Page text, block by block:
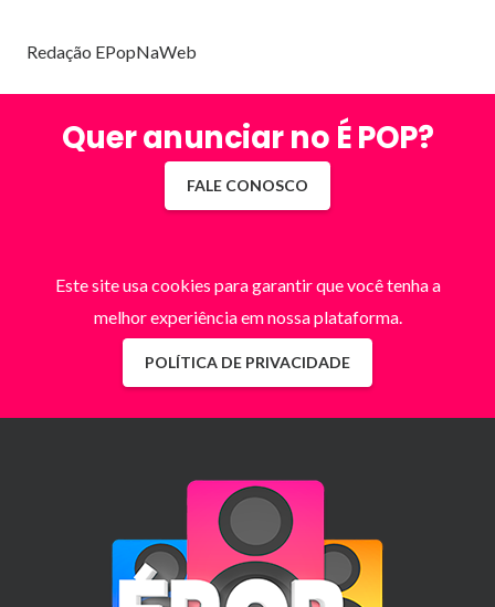
Redação EPopNaWeb
Quer anunciar no É POP?
FALE CONOSCO
Este site usa cookies para garantir que você tenha a
melhor experiência em nossa plataforma.
POLÍTICA DE PRIVACIDADE